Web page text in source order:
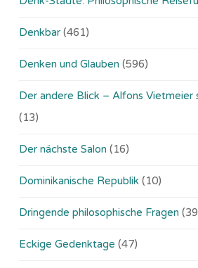
Denkbar (461)
Denken und Glauben (596)
Der andere Blick – Alfons Vietmeier
(13)
Der nächste Salon (16)
Dominikanische Republik (10)
Dringende philosophische Fragen
Eckige Gedenktage (47)